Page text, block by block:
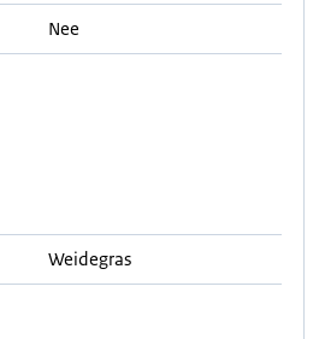
Nee
Weidegras